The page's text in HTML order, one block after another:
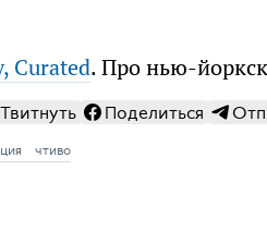
Curated. Про нью-
Твитнуть Поделиться
чтиво